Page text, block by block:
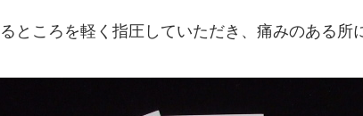
ところを軽く指圧していただき、痛みのある所